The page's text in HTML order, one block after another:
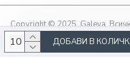
ДОБАВИ В
Copyright © 2025, Galeya,